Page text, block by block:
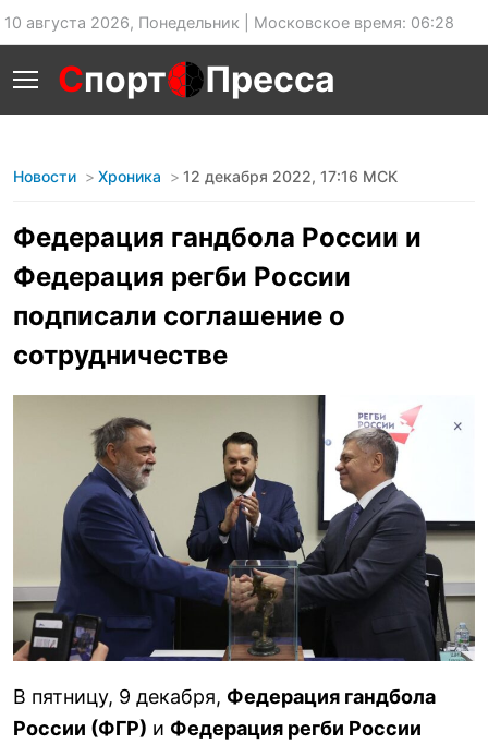
10 августа 2026, Понедельник | Московское время: 06:28
Спорт Пресса
Новости Хроника 12 декабря 2022, 17:16 МСК
Федерация гандбола России и
Федерация регби России
подписали соглашение о
сотрудничестве
В пятницу, 9 декабря, Федерация гандбола
России (ФГР) и Федерация регби России